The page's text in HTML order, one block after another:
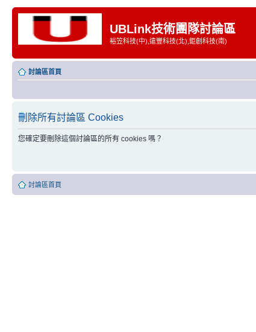
UBLink技術團隊討論區
裕笠科技(中),遠豐科技(北),鉅創科技(南)
討論區首頁
刪除所有討論區 Cookies
您確定要刪除這個討論區的所有 cookies 嗎？
討論區首頁